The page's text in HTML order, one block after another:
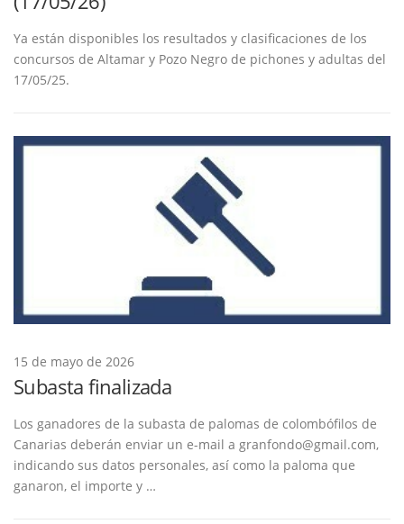
Ya están disponibles los resultados y clasificaciones de los
concursos de Altamar y Pozo Negro de pichones y adultas del
17/05/25.
15 de mayo de 2026
Subasta finalizada
Los ganadores de la subasta de palomas de colombófilos de
Canarias deberán enviar un e-mail a granfondo@gmail.com,
indicando sus datos personales, así como la paloma que
ganaron, el importe y …